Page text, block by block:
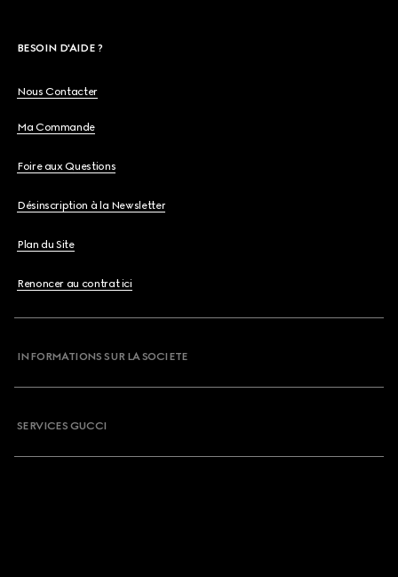
BESOIN D'AIDE ?
Nous Contacter
Ma Commande
Foire aux Questions
Désinscription à la Newsletter
Plan du Site
Renoncer au contrat ici
INFORMATIONS SUR LA SOCIETE
SERVICES GUCCI